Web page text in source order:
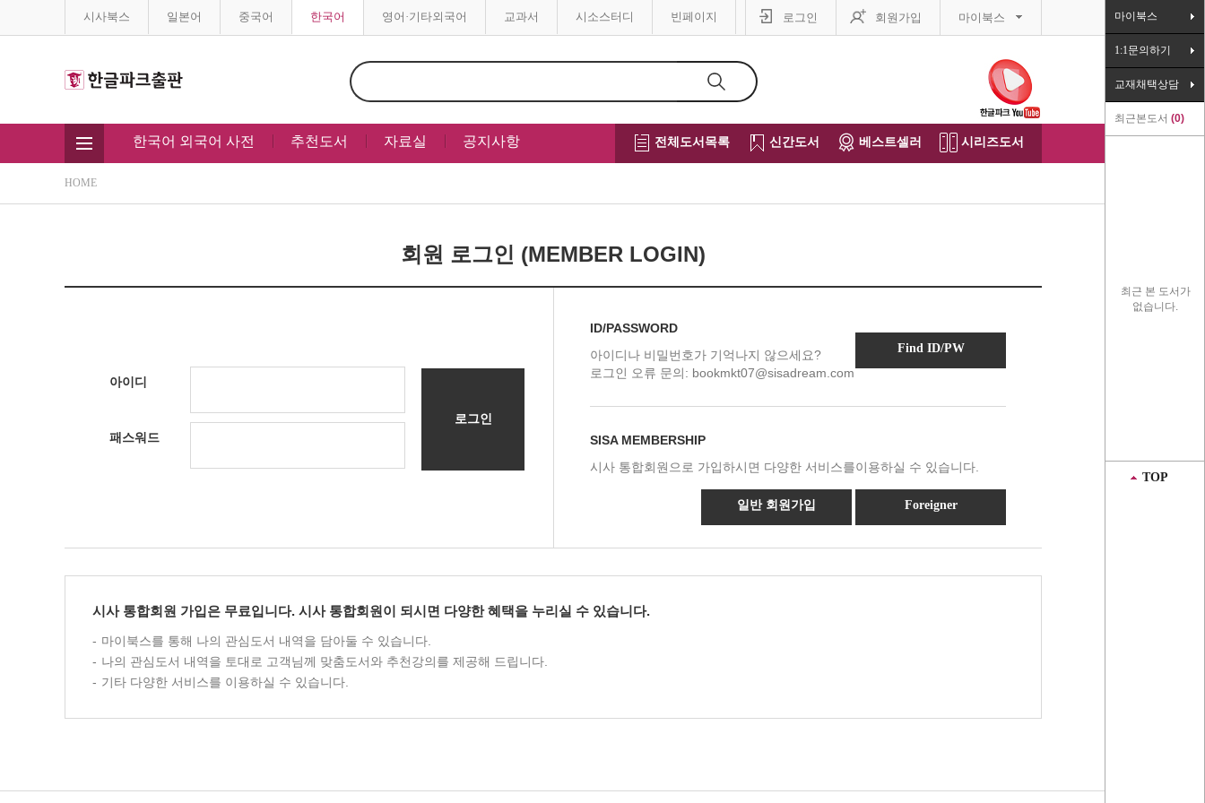
시사북스 일본어 중국어 한국어 영어·기타외국어 교과서 시소스터디 빈페이지 로그인 회원가입 마이북스
한국어 외국어 사전 추천도서 자료실 공지사항 전체도서목록 신간도서 베스트셀러 시리즈도서
HOME
회원 로그인 (MEMBER LOGIN)
아이디
패스워드
로그인
ID/PASSWORD
아이디나 비밀번호가 기억나지 않으세요?
로그인 오류 문의: bookmkt07@sisadream.com
Find ID/PW
SISA MEMBERSHIP
시사 통합회원으로 가입하시면 다양한 서비스를이용하실 수 있습니다.
일반 회원가입 Foreigner
시사 통합회원 가입은 무료입니다. 시사 통합회원이 되시면 다양한 혜택을 누리실 수 있습니다.
마이북스를 통해 나의 관심도서 내역을 담아둘 수 있습니다.
나의 관심도서 내역을 토대로 고객님께 맞춤도서와 추천강의를 제공해 드립니다.
기타 다양한 서비스를 이용하실 수 있습니다.
마이북스
1:1문의하기
교재채택상담
최근본도서 0
최근 본 도서가
없습니다.
TOP